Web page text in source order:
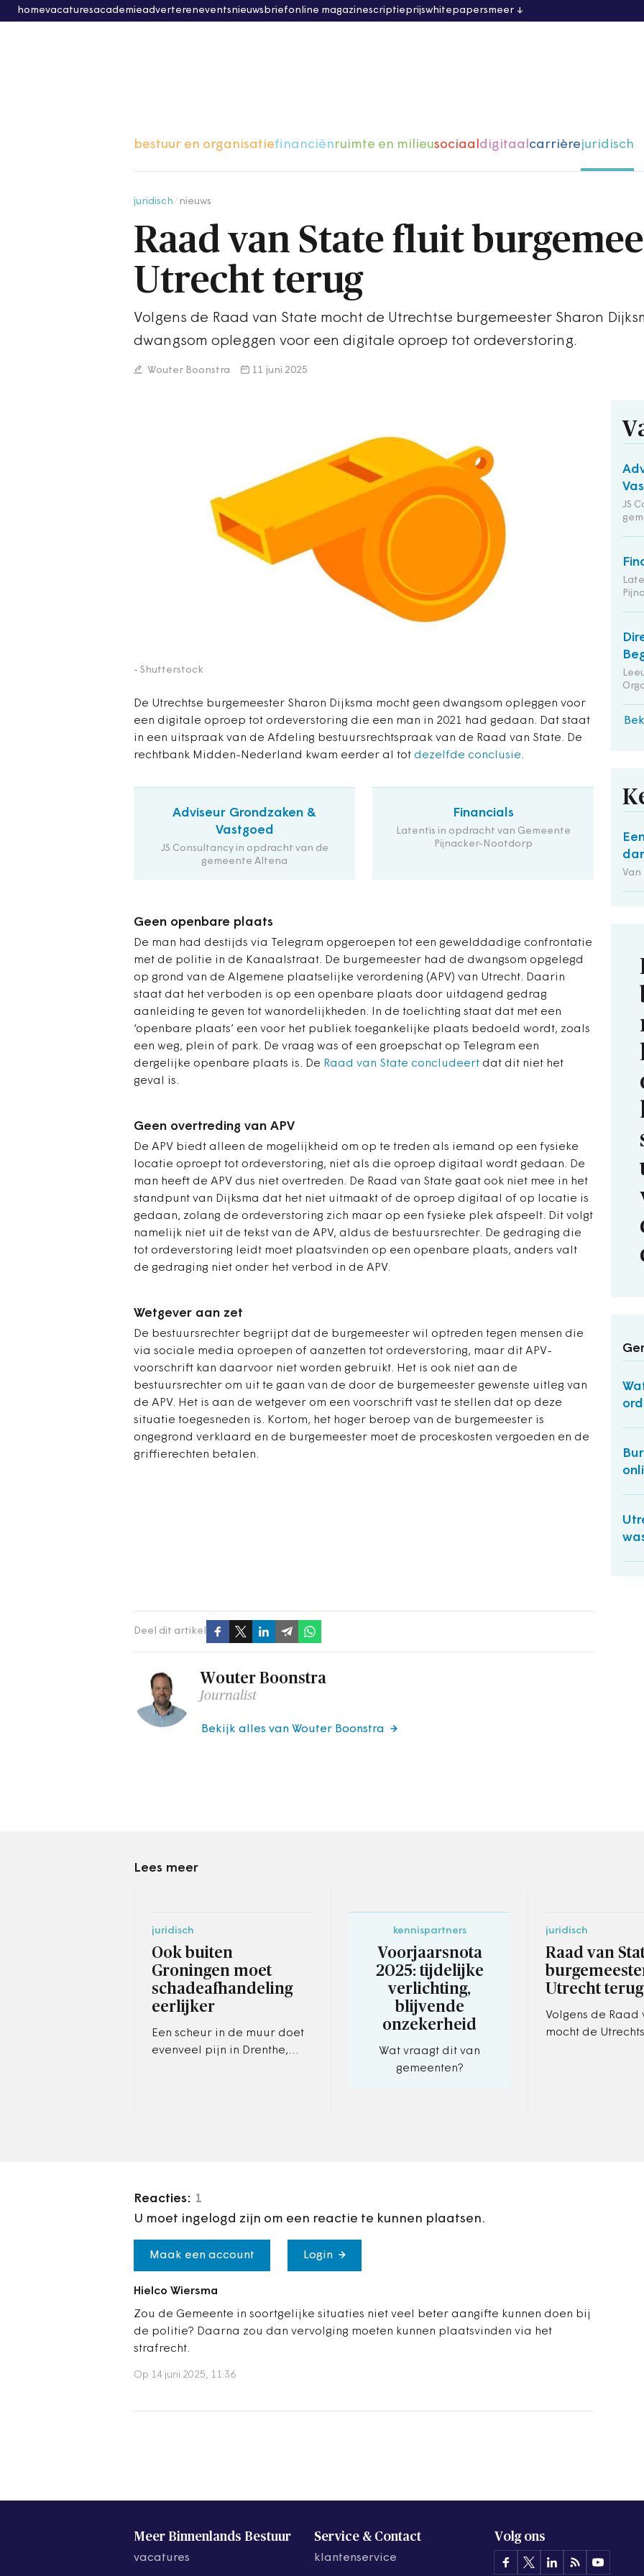
homevacaturesacademieadvertereneventsnieuwsbriefonline magazinescriptieprijswhitepapersmeer
bestuur en organisatiefinanciënruimte en milieusociaaldigitaalcarrièrejuridisch
juridisch nieuws
Raad van State fluit
Utrecht terug
Volgens de Raad van State mocht de Utrechtse burgemeester Sharon
dwangsom opleggen voor een digitale oproep tot ordeverstoring.
Wouter Boonstra 11 juni 2025
- Shutterstock
De Utrechtse burgemeester Sharon Dijksma mocht geen dwangsom opleggen voor
een digitale oproep tot ordeverstoring die een man in 2021 had gedaan. Dat staat
in een uitspraak van de Afdeling bestuursrechtspraak van de Raad van State. De
rechtbank Midden-Nederland kwam eerder al tot dezelfde conclusie.
Adviseur Grondzaken &
Vastgoed
JS Consultancy in opdracht van de
gemeente Altena
Financials
Latentis in opdracht van Gemeente
Pijnacker-Nootdorp
Geen openbare plaats
De man had destijds via Telegram opgeroepen tot een gewelddadige confrontatie
met de politie in de Kanaalstraat. De burgemeester had de dwangsom opgelegd
op grond van de Algemene plaatselijke verordening (APV) van Utrecht. Daarin
staat dat het verboden is op een openbare plaats door uitdagend gedrag
aanleiding te geven tot wanordelijkheden. In de toelichting staat dat met een
‘openbare plaats’ een voor het publiek toegankelijke plaats bedoeld wordt, zoals
een weg, plein of park. De vraag was of een groepschat op Telegram een
dergelijke openbare plaats is. De Raad van State concludeert dat dit niet het
geval is.
JS
Geen overtreding van APV
De APV biedt alleen de mogelijkheid om op te treden als iemand op een fysieke
locatie oproept tot ordeverstoring, niet als die oproep digitaal wordt gedaan. De
man heeft de APV dus niet overtreden. De Raad van State gaat ook niet mee in het
standpunt van Dijksma dat het niet uitmaakt of de oproep digitaal of op locatie is
gedaan, zolang de ordeverstoring zich maar op een fysieke plek afspeelt. Dit volgt
namelijk niet uit de tekst van de APV, aldus de bestuursrechter. De gedraging die
tot ordeverstoring leidt moet plaatsvinden op een openbare plaats, anders valt
de gedraging niet onder het verbod in de APV.
Wetgever aan zet
De bestuursrechter begrijpt dat de burgemeester wil optreden tegen mensen die
via sociale media oproepen of aanzetten tot ordeverstoring, maar dit APV-
voorschrift kan daarvoor niet worden gebruikt. Het is ook niet aan de
bestuursrechter om uit te gaan van de door de burgemeester gewenste uitleg van
de APV. Het is aan de wetgever om een voorschrift vast te stellen dat op deze
situatie toegesneden is. Kortom, het hoger beroep van de burgemeester is
ongegrond verklaard en de burgemeester moet de proceskosten vergoeden en de
griffierechten betalen.
Deel dit artikel
Wouter Boonstra
Journalist
Bekijk alles van Wouter Boonstra
Lees meer
juridisch
Ook buiten
Groningen moet
schadeafhandeling
eerlijker
Een scheur in de muur doet
evenveel pijn in Drenthe,
kennispartners
Voorjaarsnota
2025: tijdelijke
verlichting,
blijvende
onzekerheid
Wat vraagt dit van
gemeenten?
juridisch
Raad van
Utrecht terug
Volgens de Raad
mocht de
Reacties: 1
U moet ingelogd zijn om een reactie te kunnen plaatsen.
Maak een account Login
Hielco Wiersma
Zou de Gemeente in soortgelijke situaties niet veel beter aangifte kunnen doen bij
de politie? Daarna zou dan vervolging moeten kunnen plaatsvinden via het
strafrecht.
Op 14 juni 2025, 11:36
Meer Binnenlands Bestuur
vacatures
Service & Contact
klantenservice
Volg ons